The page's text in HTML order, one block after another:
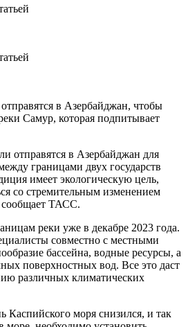
в Азербайджан, чтобы
Самур, которая подпитывает
отправятся в Азербайджан для
границами двух государств
имеет экологическую цель,
со стремительным изменением
сообщает ТАСС.
реки уже в декабре 2023 года.
совместно с местными
бассейна, водные ресурсы, а
поверхностных вод. Все это даст
различных климатических
Каспийского моря снизился, и так